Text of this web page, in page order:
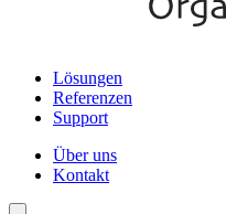
Lösungen
Referenzen
Support
Über uns
Kontakt